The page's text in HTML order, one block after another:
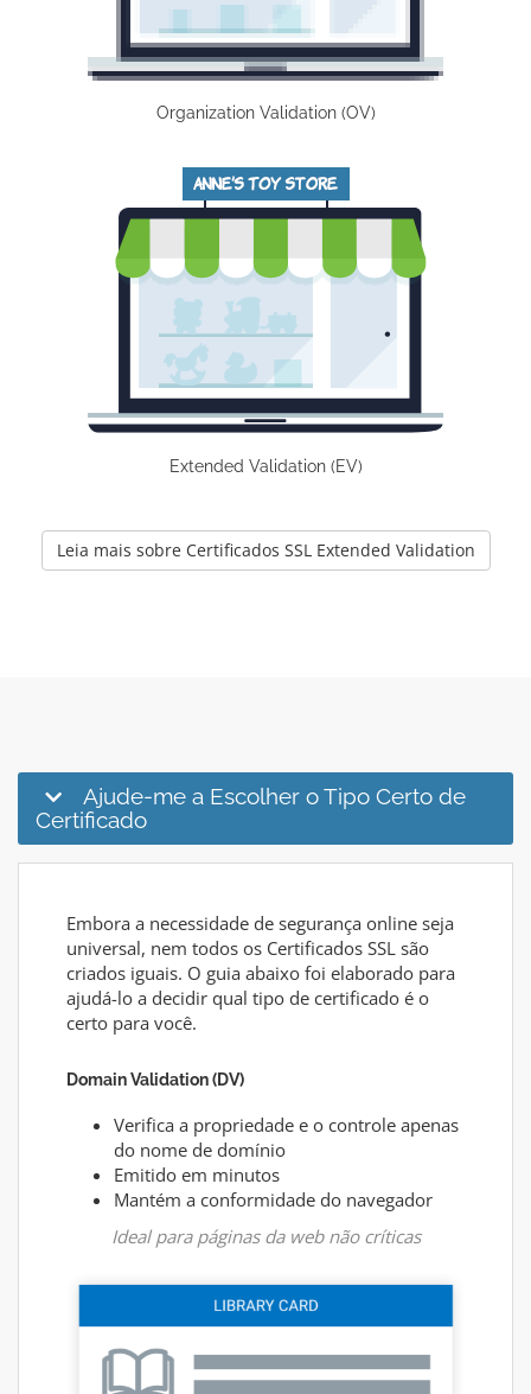
Organization Validation (OV)
Extended Validation (EV)
Leia mais sobre Certificados SSL Extended Validation
Ajude-me a Escolher o Tipo Certo de
Certificado
Embora a necessidade de segurança online seja
universal, nem todos os Certificados SSL são
criados iguais. O guia abaixo foi elaborado para
ajudá-lo a decidir qual tipo de certificado é o
certo para você.
Domain Validation (DV)
Verifica a propriedade e o controle apenas
do nome de domínio
Emitido em minutos
Mantém a conformidade do navegador
Ideal para páginas da web não críticas